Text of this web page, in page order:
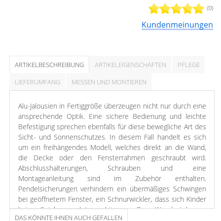
(0)
Kundenmeinungen
ARTIKELBESCHREIBUNG ARTIKELEIGENSCHAFTEN
PFLEGE
LIEFERUMFANG
MESSEN UND MONTIEREN
Alu-Jalousien in Fertiggröße überzeugen nicht nur durch eine
ansprechende Optik. Eine sichere Bedienung und leichte
Befestigung sprechen ebenfalls für diese bewegliche Art des
Sicht- und Sonnenschutzes. In diesem Fall handelt es sich
um ein freihängendes Modell, welches direkt an die Wand,
die Decke oder den Fensterrahmen geschraubt wird.
Abschlusshalterungen, Schrauben und eine
Montageanleitung sind im Zubehör enthalten.
Pendelsicherungen verhindern ein übermäßiges Schwingen
bei geöffnetem Fenster, ein Schnurwickler, dass sich Kinder
beim Spielen verletzen können. Der Wendestab zur
DAS KÖNNTE IHNEN AUCH GEFALLEN